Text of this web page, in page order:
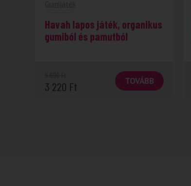
Havah lapos játék, organikus
gumiból és pamutból
3 220 Ft TOVÁBB